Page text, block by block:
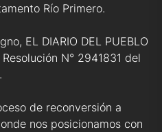
Río Primero.
EL DIARIO DEL PUEBLO
N° 2941831 del
de reconversión a
nos posicionamos con